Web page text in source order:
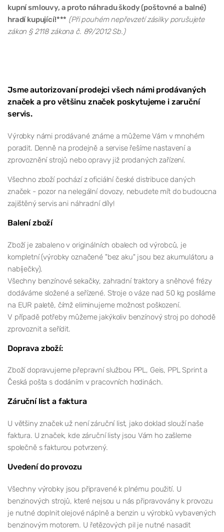
kupní smlouvy, a proto náhradu škody (poštovné a balné)
hradí kupující!*** (Při pouhém nepřevzetí zásilky porušujete
zákon § 2118 zákona č. 89/2012 Sb.)
Jsme autorizovaní prodejci všech námi prodávaných
značek a pro většinu značek poskytujeme i zaruční
servis.
Výrobky námi prodávané známe a můžeme Vám v mnohém
poradit. Denně na prodejně a servise řešíme nastavení a
zprovoznění strojů nebo opravy již prodaných zařízení.
Všechno zboží pochází z oficiální české distribuce daných
značek - pozor na nelegální dovozy, nebudete mít do budoucna
zajištěný servis ani náhradní díly!
Balení zboží
Zboží je zabaleno v originálních obalech od výrobců, je
kompletní (výrobky označené "bez aku" jsou bez akumulátoru a
nabíječky).
Všechny benzínové sekačky, zahradní traktory a sněhové frézy
dodáváme složené a seřízené. Stroje o váze nad 50 kg posíláme
na EUR paletě, čímž eliminujeme možnost poškození.
V případě potřeby můžeme jakýkoliv benzínový stroj po dohodě
zprovoznit a seřídit.
Doprava zboží:
Zboží dopravujeme přepravní službou PPL, Geis, PPL Sprint a
Česká pošta s dodáním v pracovních hodinách.
Záruční list a faktura
U většiny značek už není záruční list, jako doklad slouží naše
faktura. U značek, kde záruční listy jsou Vám ho zašleme
společně s fakturou potvrzený.
Uvedení do provozu
Všechny výrobky jsou připravené k plnému použití. U
benzinových strojů, které nejsou u nás připravovány k provozu
je nutné doplnit olejové náplně a benzin u výrobků vybavených
benzinovým motorem. U řetězových pil je nutné nasadit